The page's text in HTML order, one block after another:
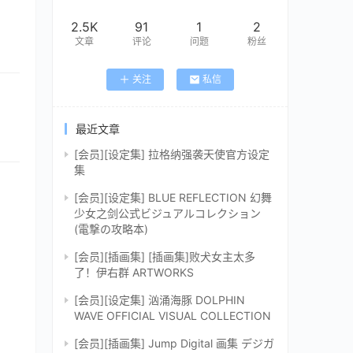
2.5K
文章
91
评论
1
问题
2
粉丝
关注 私信
最近文章
[会员][设定集] 拉格纳强袭天使官方设定
集
[会员][设定集] BLUE REFLECTION 幻舞
少女之剑公式ビジュアルコレクション
(電撃の攻略本)
[会员][插画集] [插画集]败犬女主太多
了！伊右群 ARTWORKS
[会员][设定集] 汹涌海豚 DOLPHIN
WAVE OFFICIAL VISUAL COLLECTION
[会员][插画集] Jump Digital 画集 デジガ